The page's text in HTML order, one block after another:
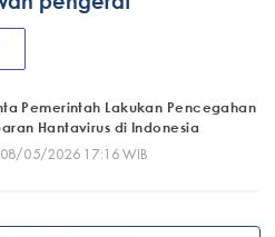
Pemerintah Lakukan Pencegahan
Hantavirus di Indonesia
08/05/2026 17:16 WIB